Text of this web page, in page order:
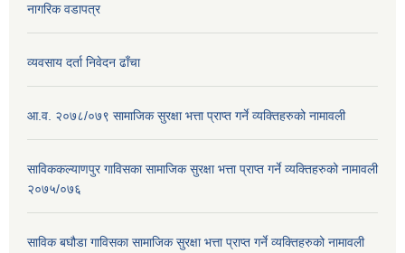
नागरिक वडापत्र
व्यवसाय दर्ता निवेदन ढाँचा
आ.व. २०७८/०७९ सामाजिक सुरक्षा भत्ता प्राप्त गर्ने व्यक्तिहरुको नामावली
साविककल्याणपुर गाविसका सामाजिक सुरक्षा भत्ता प्राप्त गर्ने व्यक्तिहरुको नामावली
२०७५/०७६
साविक बघौडा गाविसका सामाजिक सुरक्षा भत्ता प्राप्त गर्ने व्यक्तिहरुको नामावली